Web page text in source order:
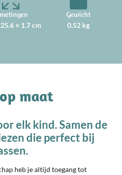
× 1.7 cm
Gewicht
0.52 kg
maat
elk kind. Samen de
die perfect bij
heb je altijd toegang tot